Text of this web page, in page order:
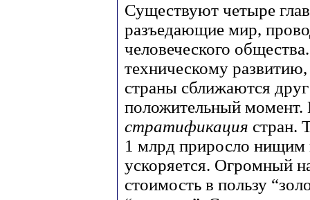
Существуют четыре
разъедающие мир,
человеческого
техническому
страны сближаются
положительный момент.
стратификация стран.
1 млрд приросло нищим
ускоряется. Огромный
стоимость в пользу